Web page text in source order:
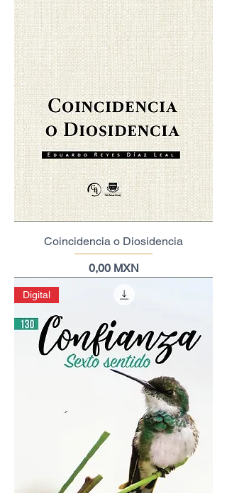
Coincidencia o Diosidencia
Precio
0,00 MXN
Digital